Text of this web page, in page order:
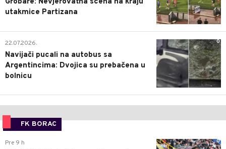
utakmice Partizana
0
22.07.2026.
Navijači pucali na autobus sa
Argentincima: Dvojica su prebačena u
bolnicu
FK BORAC
0
Pre 9 h